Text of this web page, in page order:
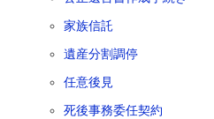
家族信託
遺産分割調停
任意後見
死後事務委任契約